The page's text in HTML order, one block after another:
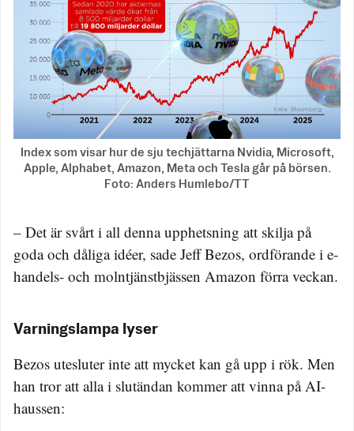
Index som visar hur de sju techjättarna Nvidia, Microsoft,
Apple, Alphabet, Amazon, Meta och Tesla går på börsen.
Foto: Anders Humlebo/TT
– Det är svårt i all denna upphetsning att skilja på
goda och dåliga idéer, sade Jeff Bezos, ordförande i e-
handels- och molntjänstbjässen Amazon förra veckan.
Varningslampa lyser
Bezos utesluter inte att mycket kan gå upp i rök. Men
han tror att alla i slutändan kommer att vinna på AI-
haussen: